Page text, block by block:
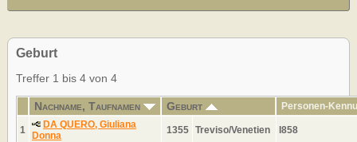
Geburt
Treffer 1 bis 4 von 4
Nachname, Taufnamen Geburt Personen-
1
DA QUERO, Giuliana
Donna
1355 Treviso/Venetien I858